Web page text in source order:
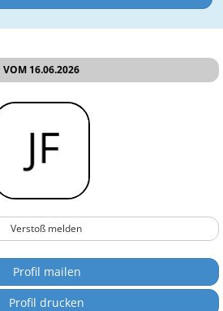
VOM 16.06.2026
Verstoß melden
Profil mailen
Profil drucken